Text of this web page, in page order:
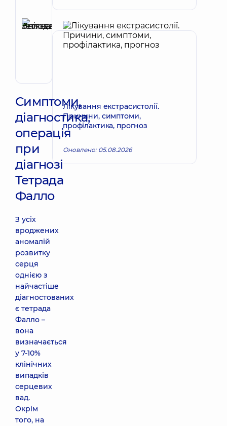
Рецензент
Анікєєва
Тетяна
Володимирівна
Запис до лікаря
Симптоми,
діагностика,
операція
при
діагнозі
Тетрада
Фалло
З усіх
вроджених
аномалій
розвитку
серця
однією з
найчастіше
діагностованих
є тетрада
Фалло –
вона
визначається
у 7-10%
клінічних
випадків
серцевих
вад.
Окрім
того, на
Лікування екстрасистолії.
Причини, симптоми,
профілактика, прогноз
Оновлено: 05.08.2026